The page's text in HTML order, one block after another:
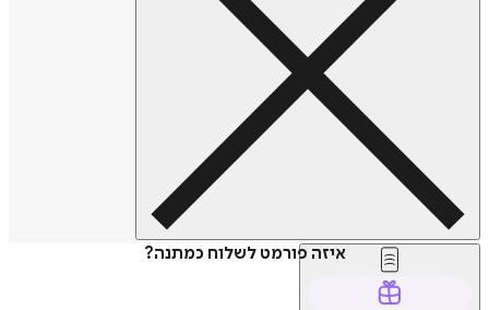
איזה פורמט לשלוח כמתנה?